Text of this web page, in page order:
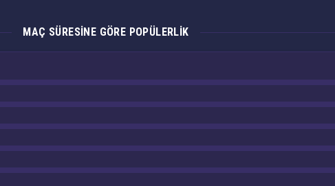
MAÇ SÜRESINE GÖRE POPÜLERLIK